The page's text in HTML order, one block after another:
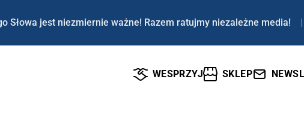
Słowa jest niezmiernie ważne! Razem ratujmy niezależne media! |
WESPRZYJ SKLEP